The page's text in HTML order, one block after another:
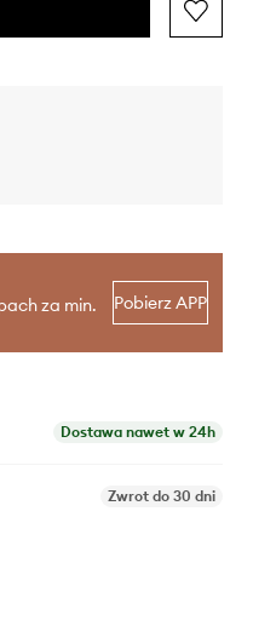
za min.
Pobierz APP
Dostawa nawet w 24h
Zwrot do 30 dni